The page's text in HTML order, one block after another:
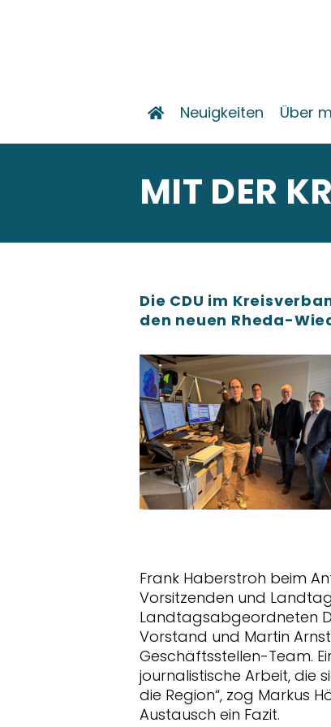
Neuigkeiten Über
MIT DER
Die CDU im
den neuen Rheda-
Frank Haberstroh beim
Vorsitzenden und
Landtagsabgeordneten
Vorstand und Martin
Geschäftsstellen-Team.
journalistische Arbeit, die
die Region“, zog Markus
Austausch ein Fazit.